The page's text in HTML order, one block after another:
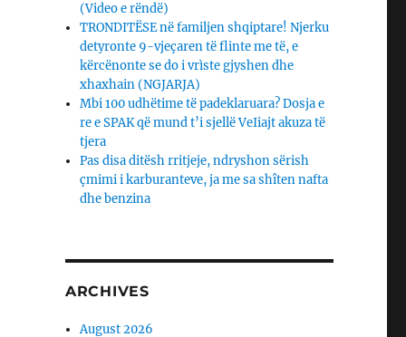
(Video e rëndë)
TRONDITËSE në familjen shqiptare! Njerku
detyronte 9-vjeçaren të flinte me të, e
kërcënonte se do i vrìste gjyshen dhe
xhaxhain (NGJARJA)
Mbi 100 udhëtime të padeklaruara? Dosja e
re e SPAK që mund t’i sjellë VeIiajt akuza të
tjera
Pas disa ditësh rritjeje, ndryshon sërish
çmimi i karburanteve, ja me sa shîten nafta
dhe benzina
ARCHIVES
August 2026